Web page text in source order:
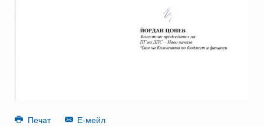
Печат Е-мейл